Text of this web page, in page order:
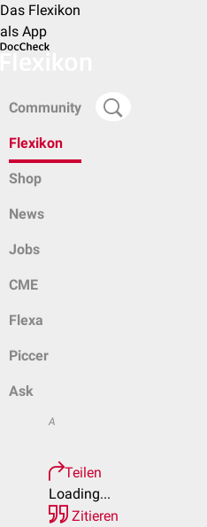
Das Flexikon
als App
Community
Flexikon
Shop
News
Jobs
CME
Flexa
Piccer
Ask
A
Teilen
Loading...
Zitieren